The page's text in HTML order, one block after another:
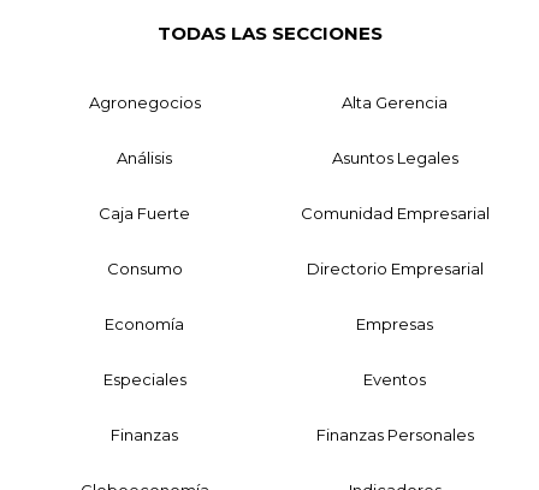
TODAS LAS SECCIONES
Agronegocios Alta Gerencia
Análisis Asuntos Legales
Caja Fuerte Comunidad Empresarial
Consumo Directorio Empresarial
Economía Empresas
Especiales Eventos
Finanzas Finanzas Personales